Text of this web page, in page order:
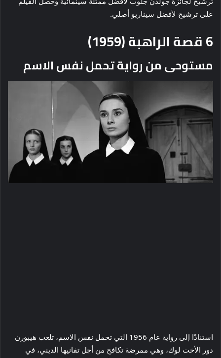
على ترشيح لأفضل سيناريو أصلي.
6قصة الراهبة (1959)
مستوحى من رواية تحمل نفس الاسم
استنادًا إلى رواية عام 1956 التي تحمل نفس الاسم، تلعب هيبورن
دور الأخت لوك، وهي ممرضة تكافح من أجل تفانيها الديني، في